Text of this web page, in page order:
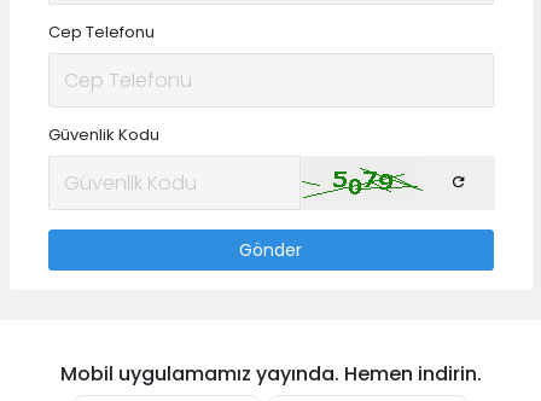
Cep Telefonu
Güvenlik Kodu
Gönder
Mobil uygulamamız yayında. Hemen indirin.